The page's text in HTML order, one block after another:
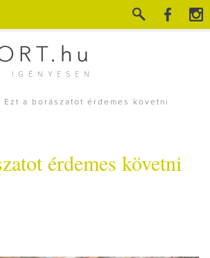
IGÉNYESEN
Ezt a borászatot érdemes követni
érdemes követni